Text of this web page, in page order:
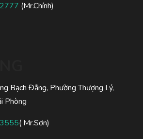
(Mr.Chính)
Bạch Đằng, Phường Thượng Lý,
Phòng
( Mr.Sơn)